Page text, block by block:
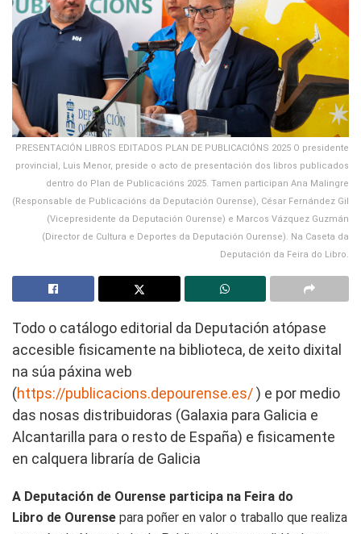
PRESENTACIÓN LIBROS EDITADOS PLAN DE PUBLICACIÓNS 2025 O presidente
provincial, Luis Menor, preside o acto de presentación dos libros publicados
dentro do Plan de Publicacións 2025. Tamen participan Ana Malingre
(Responsable de Publicacións da Deputación Ourense), César Fernández Gil
(Vicepresidente da Deputación Ourense) e Marcos Vázquez Guzmán
(Director de Cultura e Deportes da Deputación Ourense). Na Caseta da
Deputación da Feira do Libro.
Todo o catálogo editorial da Deputación atópase
accesible fisicamente na biblioteca, de xeito dixital
na súa páxina web
(https://publicacions.depourense.es/) e por medio
das nosas distribuidoras (Galaxia para Galicia e
Alcantarilla para o resto de España) e fisicamente
en calquera libraría de Galicia
A Deputación de Ourense participa na Feira do
Libro de Ourense para poñer en valor o traballo que realiza